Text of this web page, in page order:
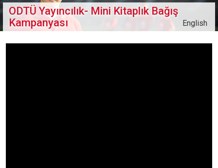
ODTÜ Yayıncılık- Mini Kitaplık Bağış
Kampanyası
English